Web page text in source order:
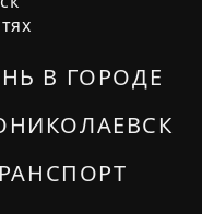
В ГОРОДЕ